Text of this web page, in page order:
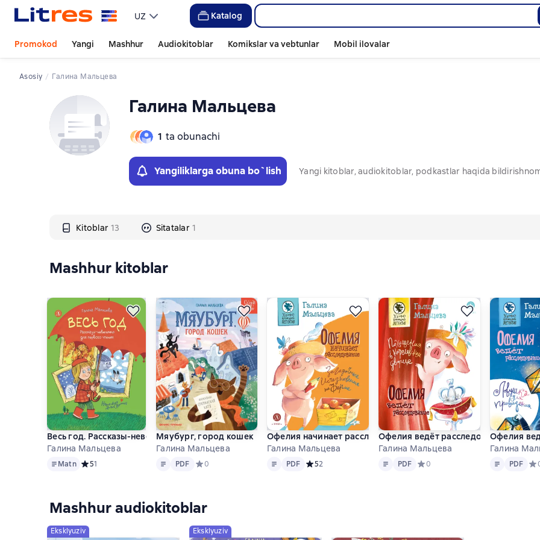
UZ Katalog
Promokod Yangi Mashhur Audiokitoblar Komikslar va vebtunlar Mobil ilovalar
Asosiy Галина Мальцева
Галина Мальцева
1 ta obunachi
Yangiliklarga obuna bo`lish Yangi kitoblar, audiokitoblar, podkastlar haqida
Kitoblar 13 Sitatalar 1
Слайдер с книгами
Mashhur kitoblar
Весь год. Рассказы-невелички для первого чтения
Галина Мальцева
MatnMatn Средний рейтинг 5 на основе 1 оценок
51
Мяубург, город кошек
Галина Мальцева
Matn PDF
PDF Средний рейтинг 0 на основе 0 оценок
0
Офелия начинает расследование. Загадочные исчезновения
Галина Мальцева
Matn PDF
PDF Средний рейтинг 5 на основе 2 оценок
52
Офелия ведёт расследование.
Галина Мальцева
Matn PDF
PDF Средний рейтинг 0 на основе 0
0
Офелия
Галина
Matn PDF
PDF
Слайдер с книгами
Mashhur audiokitoblar
Eksklyuziv Eksklyuziv